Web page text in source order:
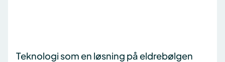
Teknologi som en løsning på eldrebølgen